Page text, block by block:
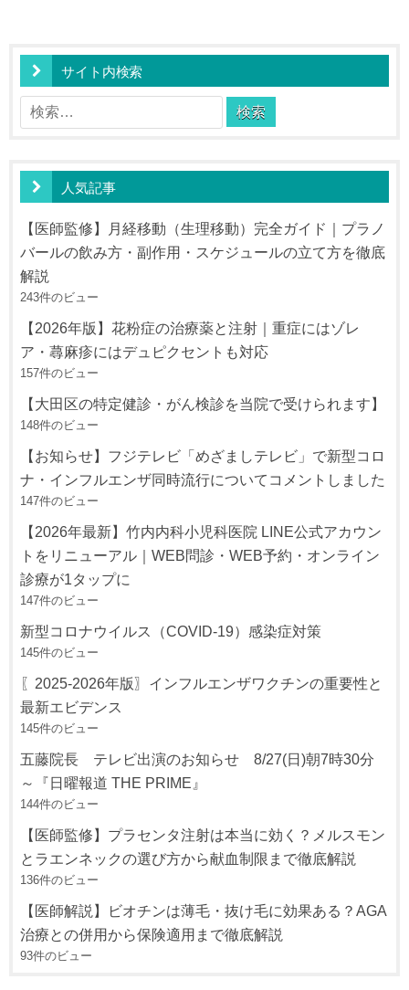
ー
シ
ョ
ン
サイト内検索
検
索:
人気記事
【医師監修】月経移動（生理移動）完全ガイド｜プラノ
バールの飲み方・副作用・スケジュールの立て方を徹底
解説
243件のビュー
【2026年版】花粉症の治療薬と注射｜重症にはゾレ
ア・蕁麻疹にはデュピクセントも対応
157件のビュー
【大田区の特定健診・がん検診を当院で受けられます】
148件のビュー
【お知らせ】フジテレビ「めざましテレビ」で新型コロ
ナ・インフルエンザ同時流行についてコメントしました
147件のビュー
【2026年最新】竹内内科小児科医院 LINE公式アカウン
トをリニューアル｜WEB問診・WEB予約・オンライン
診療が1タップに
147件のビュー
新型コロナウイルス（COVID-19）感染症対策
145件のビュー
〖2025-2026年版〗インフルエンザワクチンの重要性と
最新エビデンス
145件のビュー
五藤院長 テレビ出演のお知らせ 8/27(日)朝7時30分
～『日曜報道 THE PRIME』
144件のビュー
【医師監修】プラセンタ注射は本当に効く？メルスモン
とラエンネックの選び方から献血制限まで徹底解説
136件のビュー
【医師解説】ビオチンは薄毛・抜け毛に効果ある？AGA
治療との併用から保険適用まで徹底解説
93件のビュー